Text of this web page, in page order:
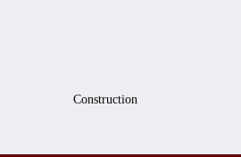
Construction